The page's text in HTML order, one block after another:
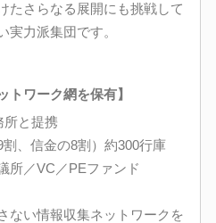
たさらなる展開にも挑戦して
実力派集団です。
ワーク網を保有】
所と提携
、信金の8割）約300行庫
所／VC／PEファンド
ない情報収集ネットワークを